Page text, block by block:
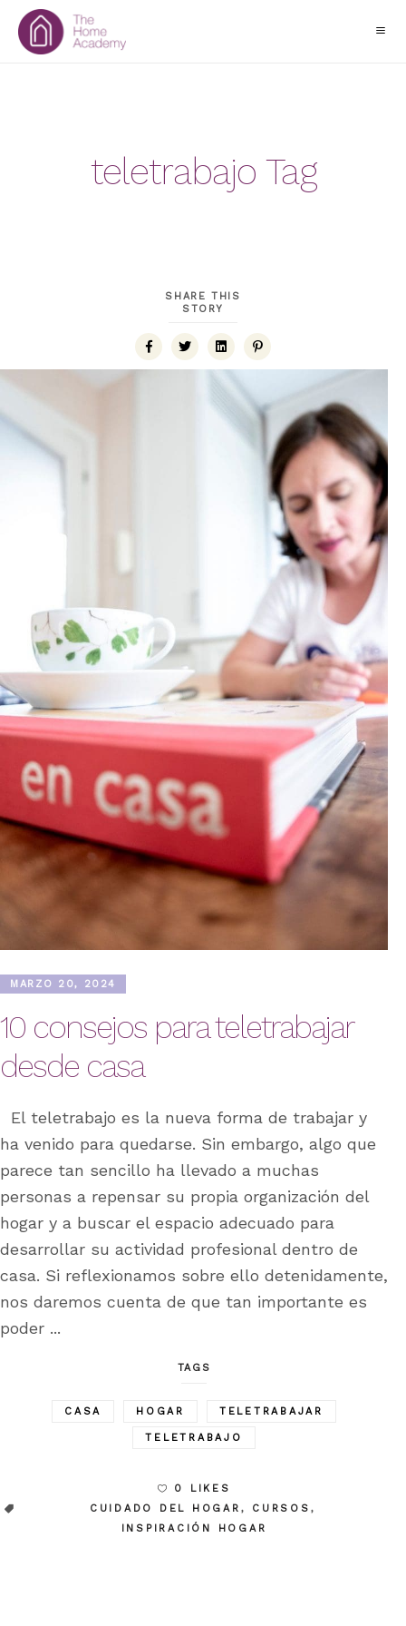
teletrabajo Tag
SHARE THIS
STORY
MARZO 20, 2024
10 consejos para teletrabajar
desde casa
El teletrabajo es la nueva forma de trabajar y
ha venido para quedarse. Sin embargo, algo que
parece tan sencillo ha llevado a muchas
personas a repensar su propia organización del
hogar y a buscar el espacio adecuado para
desarrollar su actividad profesional dentro de
casa. Si reflexionamos sobre ello detenidamente,
nos daremos cuenta de que tan importante es
poder
TAGS
CASA HOGAR TELETRABAJAR
TELETRABAJO
0 LIKES
CUIDADO DEL HOGAR , CURSOS ,
INSPIRACIÓN HOGAR